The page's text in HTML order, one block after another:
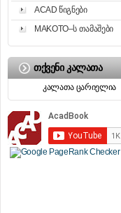
ACAD წიგნები
MAKOTO–ს თამაშები
ᲗᲥᲕᲔᲜᲘ ᲙᲐᲚᲐᲗᲐ
კალათა ცარიელია